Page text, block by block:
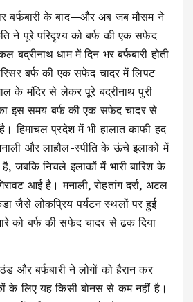
बर्फबारी के बाद—और अब जब मौसम ने
ने पूरे परिदृश्य को बर्फ की एक सफेद
बद्रीनाथ धाम में दिन भर बर्फबारी होती
बर्फ की एक सफेद चादर में लिपट
के मंदिर से लेकर पूरे बद्रीनाथ पुरी
इस समय बर्फ की एक सफेद चादर से
हिमाचल प्रदेश में भी हालात काफी हद
और लाहौल-स्पीति के ऊंचे इलाकों में
है, जबकि निचले इलाकों में भारी बारिश के
आई है। मनाली, रोहतांग दर्रा, अटल
जैसे लोकप्रिय पर्यटन स्थलों पर हुई
को बर्फ की सफेद चादर से ढक दिया
और बर्फबारी ने लोगों को हैरान कर
के लिए यह किसी बोनस से कम नहीं है।